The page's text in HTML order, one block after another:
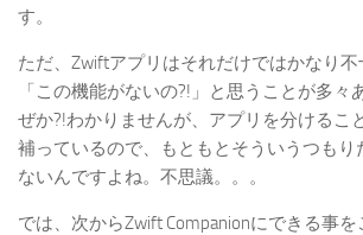
す。
ただ、Zwiftアプリはそれだけではかなり不
「この機能がないの?!」と思うことが多々
ぜか?!わかりませんが、アプリを分けるこ
補っているので、もともとそういうつもり
ないんですよね。不思議。。。
では、次からZwift Companionにできる事